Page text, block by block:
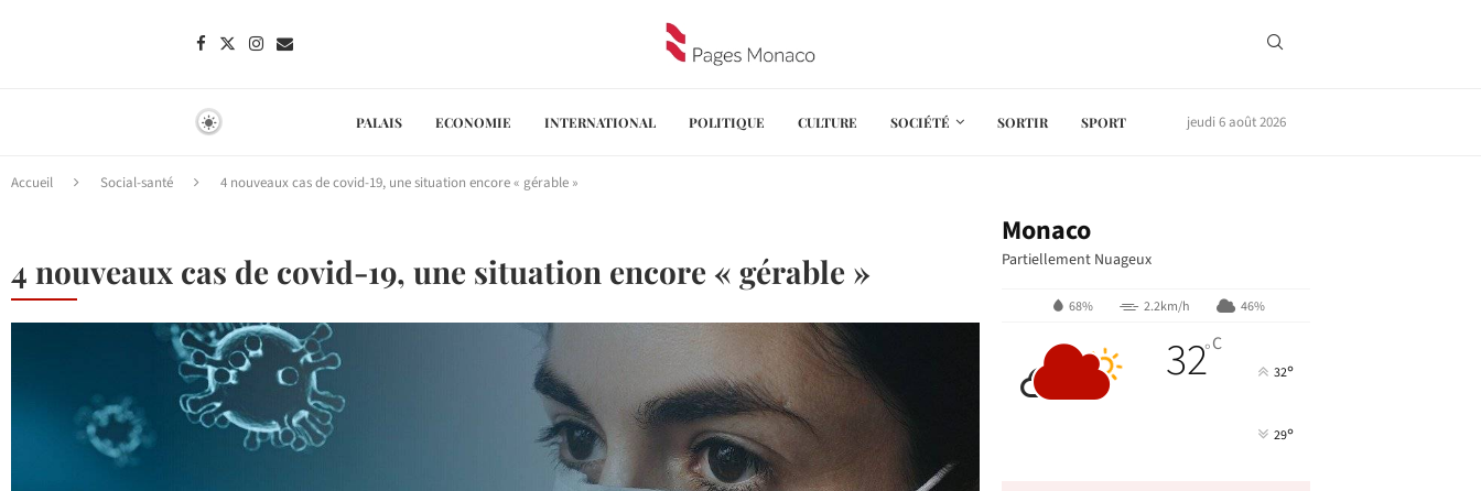
PALAIS ECONOMIE INTERNATIONAL POLITIQUE CULTURE SOCIÉTÉ SORTIR SPORT jeudi 6 août 2026
Accueil Social-santé 4 nouveaux cas de covid-19, une situation encore « gérable »
4 nouveaux cas de covid-19, une situation encore « gérable »
Monaco
Partiellement Nuageux
68% 2.2km/h 46%
32°C
32°
29°